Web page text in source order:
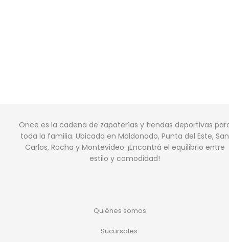
Once es la cadena de zapaterías y tiendas deportivas
toda la familia. Ubicada en Maldonado, Punta del Este, San
Carlos, Rocha y Montevideo. ¡Encontrá el equilibrio entre
estilo y comodidad!
Quiénes somos
Sucursales